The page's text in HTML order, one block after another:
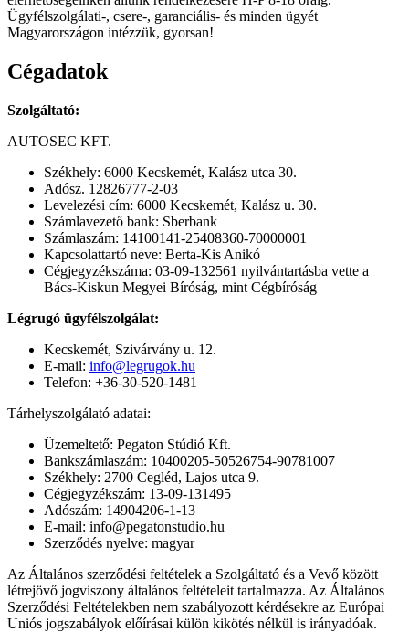
Ügyfélszolgálati-, csere-, garanciális- és minden ügyét
Magyarországon intézzük, gyorsan!
Cégadatok
Szolgáltató:
AUTOSEC KFT.
Székhely: 6000 Kecskemét, Kalász utca 30.
Adósz. 12826777-2-03
Levelezési cím: 6000 Kecskemét, Kalász u. 30.
Számlavezető bank: Sberbank
Számlaszám: 14100141-25408360-70000001
Kapcsolattartó neve: Berta-Kis Anikó
Cégjegyzékszáma: 03-09-132561 nyilvántartásba vette a
Bács-Kiskun Megyei Bíróság, mint Cégbíróság
Légrugó ügyfélszolgálat:
Kecskemét, Szivárvány u. 12.
E-mail: info@legrugok.hu
Telefon: +36-30-520-1481
Tárhelyszolgálató adatai:
Üzemeltető: Pegaton Stúdió Kft.
Bankszámlaszám: 10400205-50526754-90781007
Székhely: 2700 Cegléd, Lajos utca 9.
Cégjegyzékszám: 13-09-131495
Adószám: 14904206-1-13
E-mail: info@pegatonstudio.hu
Szerződés nyelve: magyar
Az Általános szerződési feltételek a Szolgáltató és a Vevő között
létrejövő jogviszony általános feltételeit tartalmazza. Az Általános
Szerződési Feltételekben nem szabályozott kérdésekre az Európai
Uniós jogszabályok előírásai külön kikötés nélkül is irányadóak.